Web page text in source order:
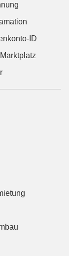
ID